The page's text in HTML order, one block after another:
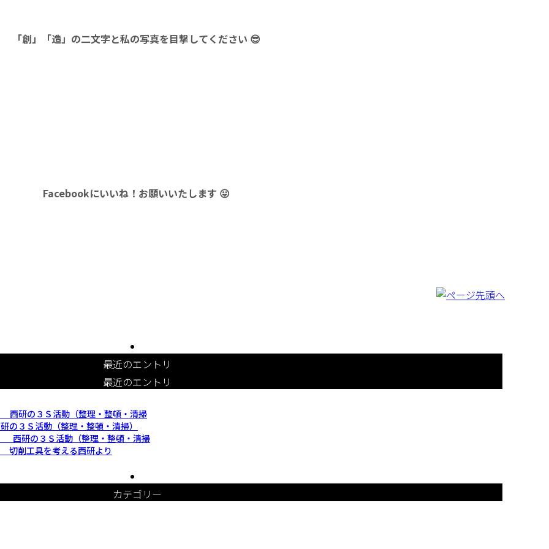
「創」「造」の二文字と私の写真を目撃してください 😎
Facebookにいいね！お願いいたします 😛
最近のエントリ
最近のエントリ
の３Ｓ活動（整理・整頓・清掃
Ｓ活動（整理・整頓・清掃）
の３Ｓ活動（整理・整頓・清掃
工具を考える西研より
カテゴリー